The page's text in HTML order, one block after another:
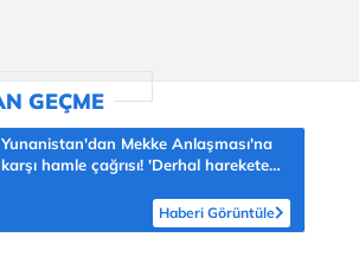
Yunanistan'dan Mekke Anlaşması'na
karşı hamle çağrısı! 'Derhal harekete
Haberi Görüntüle